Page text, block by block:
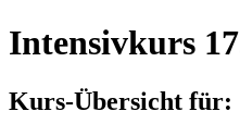
Intensivkurs
Kurs-Übersicht für: